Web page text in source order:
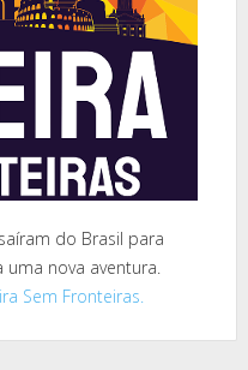
do Brasil para
nova aventura.
Sem Fronteiras.